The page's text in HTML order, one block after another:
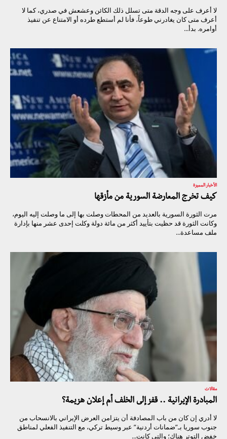
لا أعرف على وجه الدقة متى تسلل ذلك الكائن وعشعش في صدري، كما لا
أعرف متى كان يغادرني طوعاً، فأنا لم أستطع طرده أو الامتناع عن تنفيذ
أوامره. بدأ...
الأخبار المميزة
كيف تخرج المعارضة السورية من مأزقها
مرت الثورة السورية بالعديد من المحطات وصلت بها إلى ما وصلت إليه اليوم،
وكانت الثورة قد حظيت بتأييد أكثر من مائة دولة وكلت إحدى عشر منها بإدارة
ملف مساعدة...
مقالات
المبادرة الإيرانية .. قفز إلى الخلف أم إعلان هزيمة؟
لا أدري إن كان من باب المصادفة أن يتزامن العرض الإيراني بالانسحاب من
جنوب سوريا بـ”ضمانات أردنية” عبر وسيط تركي، مع التنفيذ الفعلي لمناطق
خفض التوتر هناك؛ والتي كانت...